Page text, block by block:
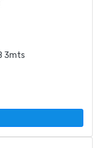
3mts